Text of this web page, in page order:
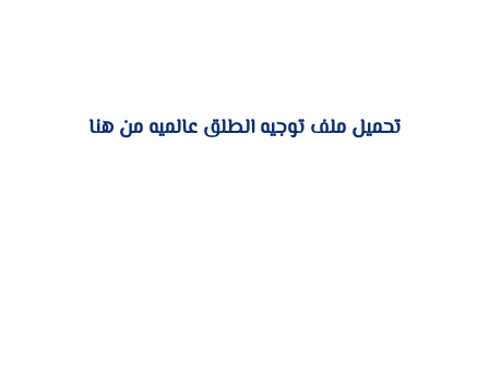
تحميل ملف توجيه الطلق عالميه من هنا